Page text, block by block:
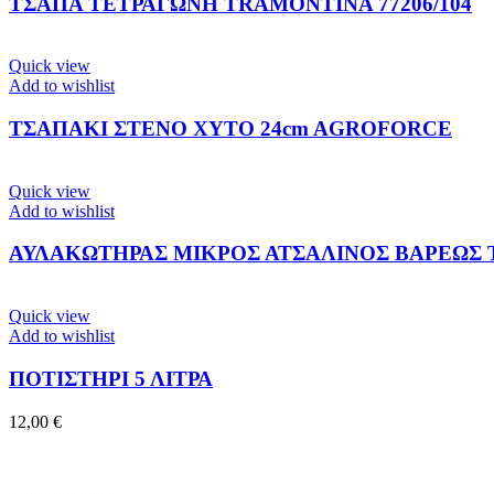
Quick view
Add to wishlist
ΤΣΑΠΑΚΙ ΣΤΕΝΟ ΧΥΤΟ 24cm AGROFORCE
Quick view
Add to wishlist
ΑΥΛΑΚΩΤΗΡΑΣ ΜΙΚΡΟΣ ΑΤΣΑΛΙΝΟΣ ΒΑΡΕΩΣ
Quick view
Add to wishlist
ΠΟΤΙΣΤΗΡΙ 5 ΛΙΤΡΑ
12,00 €